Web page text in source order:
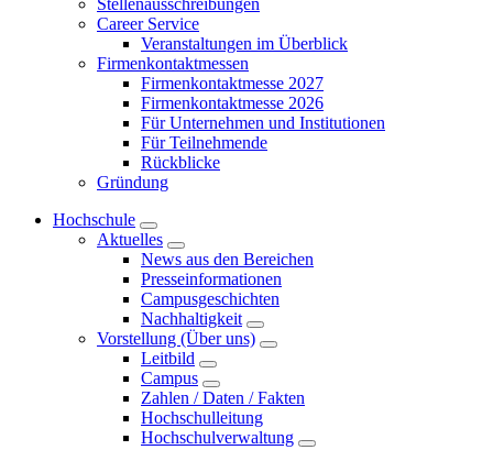
Stellenausschreibungen
Career Service
Veranstaltungen im Überblick
Firmenkontaktmessen
Firmenkontaktmesse 2027
Firmenkontaktmesse 2026
Für Unternehmen und Institutionen
Für Teilnehmende
Rückblicke
Gründung
Hochschule
Aktuelles
News aus den Bereichen
Presseinformationen
Campusgeschichten
Nachhaltigkeit
Vorstellung (Über uns)
Leitbild
Campus
Zahlen / Daten / Fakten
Hochschulleitung
Hochschulverwaltung